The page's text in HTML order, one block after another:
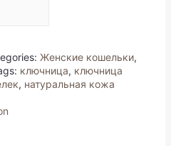
Женские кошельки,
ключница, ключница
, натуральная кожа